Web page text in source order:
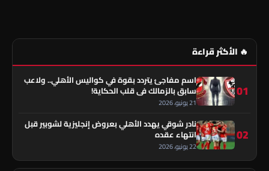
🔥 الأكثر قراءة
01
اسم مفاجئ يتردد بقوة في كواليس الأهلي.. ولاعب
سابق بالزمالك في قلب الحكاية!
21 يونيو، 2026
02
نادر شوقي يهدد الأهلي بعروض إنجليزية لشوبير قبل
انتهاء عقده
22 يونيو، 2026